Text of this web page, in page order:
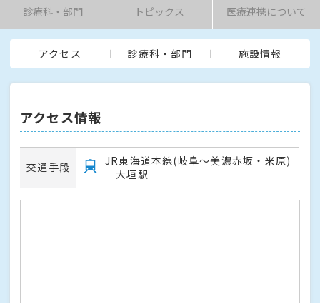
診療科・部門 トピックス 医療連携について
アクセス 診療科・部門 施設情報
アクセス情報
交通手段
JR東海道本線(岐阜～美濃赤坂・米原)
大垣駅